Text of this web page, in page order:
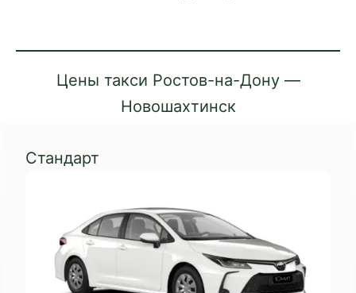
Цены такси Ростов-на-Дону —
Новошахтинск
Стандарт